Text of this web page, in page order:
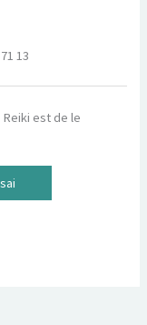
13
est de le